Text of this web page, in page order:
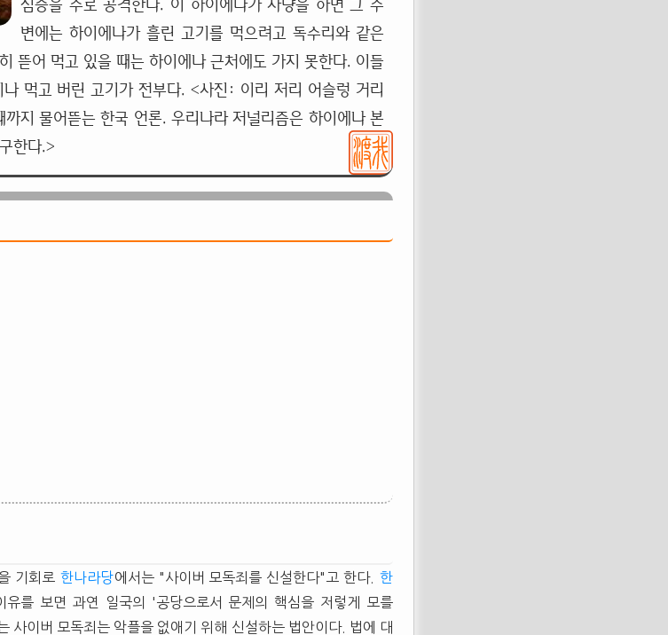
짐승을 주로 공격한다. 이 하이에나가 사냥을 하면 그 주
변에는 하이에나가 흘린 고기를 먹으려고 독수리와 같은
뜯어 먹고 있을 때는 하이에나 근처에도 가지 못한다. 이들
먹고 버린 고기가 전부다. <사진: 이리 저리 어슬렁 거리
지 물어뜯는 한국 언론. 우리나라 저널리즘은 하이에나 본
한다.>
기회로 한나라당에서는 "사이버 모독죄를 신설한다"고 한다. 한
유를 보면 과연 일국의 '공당으로서 문제의 핵심을 저렇게 모를
사이버 모독죄는 악플을 없애기 위해 신설하는 법안이다. 법에 대